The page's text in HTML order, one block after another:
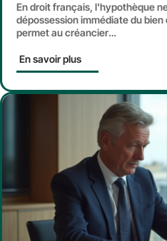
En droit français, l'hypothèque
dépossession immédiate du
permet au créancier…
En savoir plus